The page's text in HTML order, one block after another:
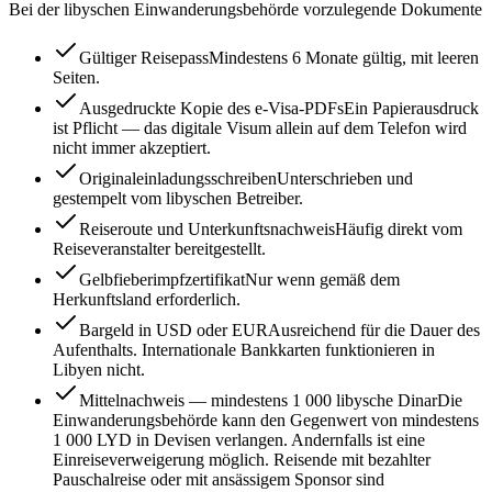
Bei der libyschen Einwanderungsbehörde vorzulegende Dokumente
Gültiger ReisepassMindestens 6 Monate gültig, mit leeren
Seiten.
Ausgedruckte Kopie des e-Visa-PDFsEin Papierausdruck
ist Pflicht — das digitale Visum allein auf dem Telefon wird
nicht immer akzeptiert.
OriginaleinladungsschreibenUnterschrieben und
gestempelt vom libyschen Betreiber.
Reiseroute und UnterkunftsnachweisHäufig direkt vom
Reiseveranstalter bereitgestellt.
GelbfieberimpfzertifikatNur wenn gemäß dem
Herkunftsland erforderlich.
Bargeld in USD oder EURAusreichend für die Dauer des
Aufenthalts. Internationale Bankkarten funktionieren in
Libyen nicht.
Mittelnachweis — mindestens 1 000 libysche DinarDie
Einwanderungsbehörde kann den Gegenwert von mindestens
1 000 LYD in Devisen verlangen. Andernfalls ist eine
Einreiseverweigerung möglich. Reisende mit bezahlter
Pauschalreise oder mit ansässigem Sponsor sind